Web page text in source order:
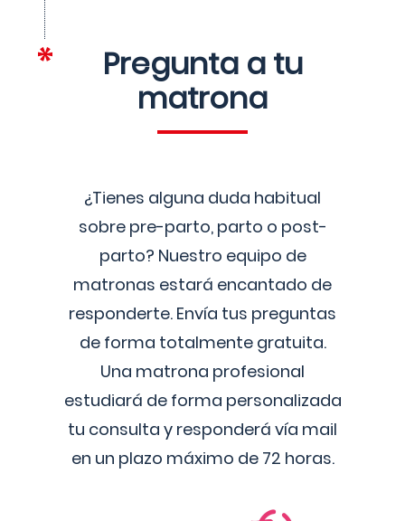
Pregunta a tu
matrona
¿Tienes alguna duda habitual
sobre pre-parto, parto o post-
parto? Nuestro equipo de
matronas estará encantado de
responderte. Envía tus preguntas
de forma totalmente gratuita.
Una matrona profesional
estudiará de forma personalizada
tu consulta y responderá vía mail
en un plazo máximo de 72 horas.